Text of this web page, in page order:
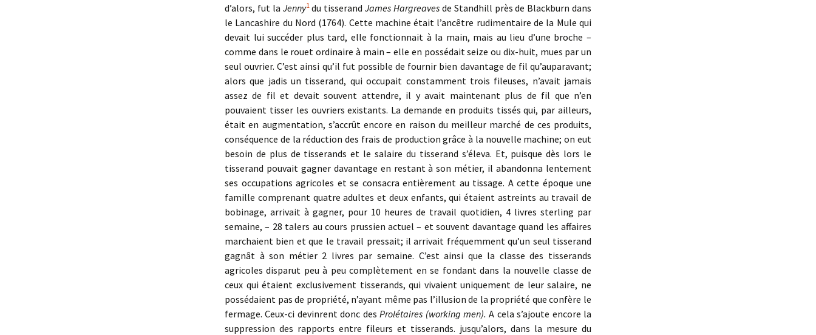
d’alors, fut la Jenny1du tisserandJames Hargreaves de Standhill près de Blackburn dans
le Lancashire du Nord (1764). Cette machine était l’ancêtre rudimentaire de la Mule qui
devait lui succéder plus tard, elle fonctionnait à la main, mais au lieu d’une broche –
comme dans le rouet ordinaire à main – elle en possédait seize ou dix-huit, mues par un
seul ouvrier. C’est ainsi qu’il fut possible de fournir bien davantage de fil qu’auparavant;
alors que jadis un tisserand, qui occupait constamment trois fileuses, n’avait jamais
assez de fil et devait sou­vent attendre, il y avait maintenant plus de fil que n’en
pouvaient tisser les ouvriers exis­tants. La demande en produits tissés qui, par ailleurs,
était en augmentation, s’accrût encore en raison du meilleur marché de ces produits,
conséquence de la réduction des frais de produc­tion grâce à la nouvelle machine; on eut
besoin de plus de tisserands et le salaire du tisserand s’éleva. Et, puisque dès lors le
tisserand pouvait gagner davantage en restant à son métier, il abandonna lente­ment
ses occupations agricoles et se consacra entièrement au tissage. A cette époque une
famille comprenant quatre adultes et deux enfants, qui étaient astreints au travail de
bobi­nage, arrivait à gagner, pour 10 heures de travail quotidien, 4 livres sterling par
semaine, – 28 talers au cours prussien actuel – et souvent davantage quand les affaires
marchaient bien et que le travail pressait; il arrivait fréquemment qu’un seul tisserand
gagnât à son métier 2 livres par semaine. C’est ainsi que la classe des tisserands
agricoles disparut peu à peu complètement en se fondant dans la nouvelle classe de
ceux qui étaient exclusivement tisse­rands, qui vivaient uniquement de leur salaire, ne
possédaient pas de propriété, n’ayant même pas l’illusion de la propriété que confère le
fermage. Ceux-ci devinrent donc desProlétaires (working men).A cela s’ajoute encore la
suppression des rapports entre fileurs et tisserands. jusqu’alors, dans la mesure du